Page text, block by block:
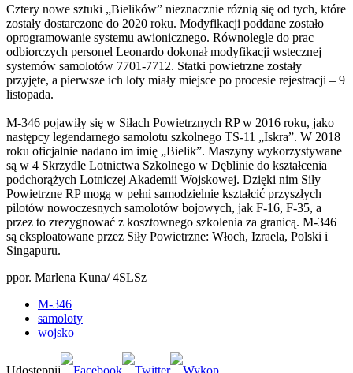
Cztery nowe sztuki „Bielików” nieznacznie różnią się od tych, które
zostały dostarczone do 2020 roku. Modyfikacji poddane zostało
oprogramowanie systemu awionicznego. Równolegle do prac
odbiorczych personel Leonardo dokonał modyfikacji wstecznej
systemów samolotów 7701-7712. Statki powietrzne zostały
przyjęte, a pierwsze ich loty miały miejsce po procesie rejestracji – 9
listopada.
M-346 pojawiły się w Siłach Powietrznych RP w 2016 roku, jako
następcy legendarnego samolotu szkolnego TS-11 „Iskra”. W 2018
roku oficjalnie nadano im imię „Bielik”. Maszyny wykorzystywane
są w 4 Skrzydle Lotnictwa Szkolnego w Dęblinie do kształcenia
podchorążych Lotniczej Akademii Wojskowej. Dzięki nim Siły
Powietrzne RP mogą w pełni samodzielnie kształcić przyszłych
pilotów nowoczesnych samolotów bojowych, jak F-16, F-35, a
przez to zrezygnować z kosztownego szkolenia za granicą. M-346
są eksploatowane przez Siły Powietrzne: Włoch, Izraela, Polski i
Singapuru.
ppor. Marlena Kuna/ 4SLSz
M-346
samoloty
wojsko